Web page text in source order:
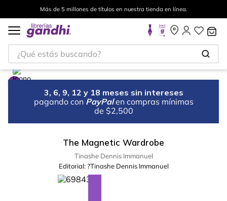
Más de 5 millones de títulos en nuestra tienda en línea.
¿Qué estás buscando?
3, 6, 9, 12 y 18 meses sin intereses
pagando con PayPal en compras mínimas
de $2,500
The Magnetic Wardrobe
Tinashe Dennis Immanuel
Editorial: ?Tinashe Dennis Immanuel